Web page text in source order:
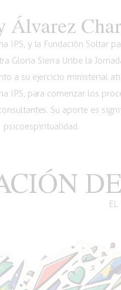
Álvarez
IPS, y la Fundación Soltar
Gloria Sierra Uribe la
a su ejercicio ministerial
IPS, para comenzar los
Su aporte es
psicoespiritualidad.